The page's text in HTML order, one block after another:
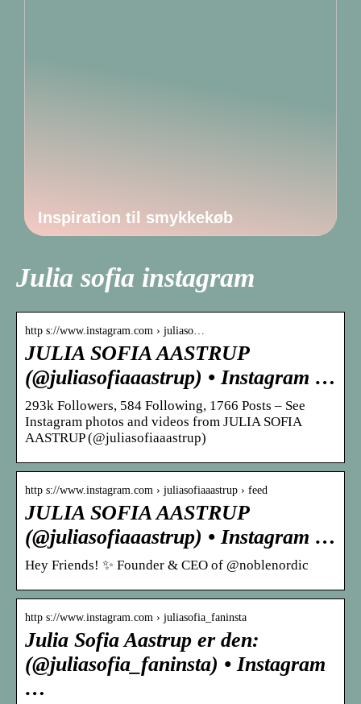
Inspiration til smykkekøb
Julia sofia instagram
http s://www.instagram.com › juliaso…
JULIA SOFIA AASTRUP
(@juliasofiaaastrup) • Instagram …
293k Followers, 584 Following, 1766 Posts – See
Instagram photos and videos from JULIA SOFIA
AASTRUP (@juliasofiaaastrup)
http s://www.instagram.com › juliasofiaaastrup › feed
JULIA SOFIA AASTRUP
(@juliasofiaaastrup) • Instagram …
Hey Friends! ✨ Founder & CEO of @noblenordic
http s://www.instagram.com › juliasofia_faninsta
Julia Sofia Aastrup er den:
(@juliasofia_faninsta) • Instagram
…